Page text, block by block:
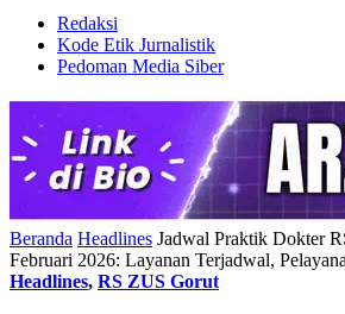
Redaksi
Kode Etik Jurnalistik
Pedoman Media Siber
Beranda Headlines Jadwal Praktik Dokter
Februari 2026: Layanan Terjadwal,
Headlines, RS ZUS Gorut